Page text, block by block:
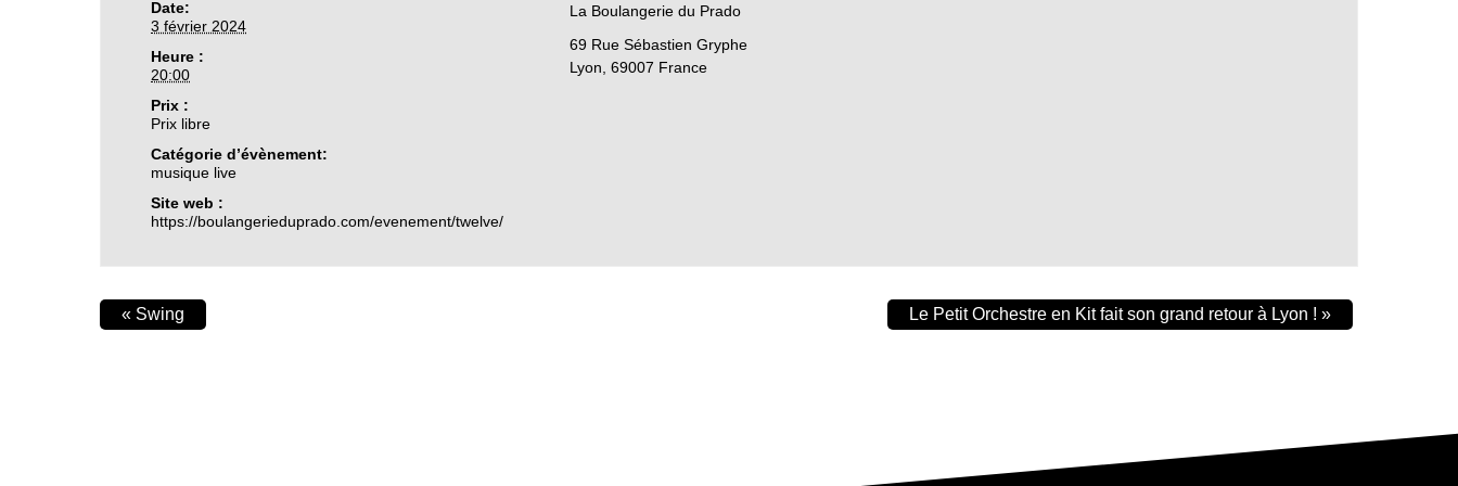
Date:
3 février 2024
Heure :
20:00
Prix :
Prix libre
Catégorie d’évènement:
musique live
Site web :
https://boulangerieduprado.com/evenement/twelve/
La Boulangerie du Prado
69 Rue Sébastien Gryphe
Lyon 69007 France
« Swing Le Petit Orchestre en Kit fait son grand retour à Lyon ! »